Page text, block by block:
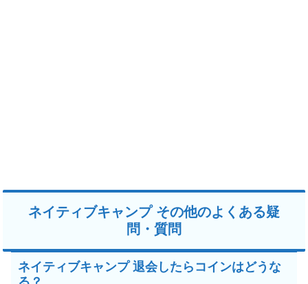
ネイティブキャンプ その他のよくある疑
問・質問
ネイティブキャンプ 退会したらコインはどうな